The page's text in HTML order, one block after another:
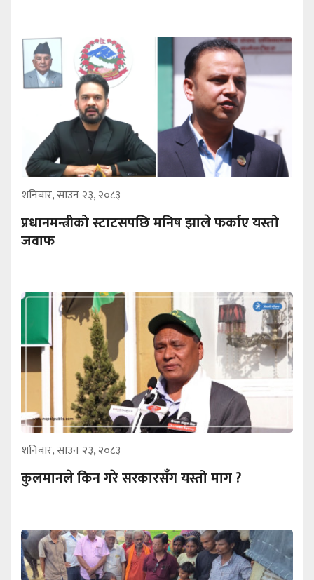
शनिबार, साउन २३, २०८३
प्रधानमन्त्रीको स्टाटसपछि मनिष झाले फर्काए यस्तो
जवाफ
शनिबार, साउन २३, २०८३
कुलमानले किन गरे सरकारसँग यस्तो माग ?